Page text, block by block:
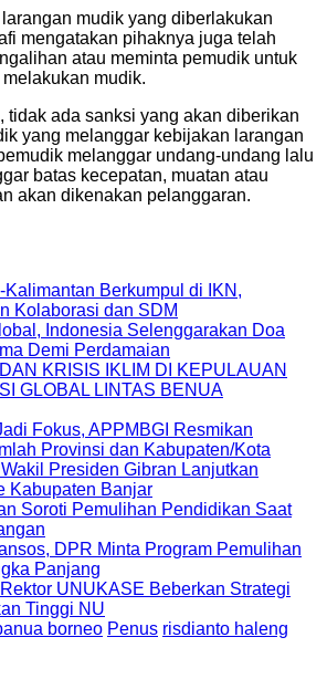
mudik yang diberlakukan
mengatakan pihaknya juga telah
atau meminta pemudik untuk
mudik.
tidak ada sanksi yang akan diberikan
yang melanggar kebijakan larangan
melanggar undang-undang lalu
batas kecepatan, muatan atau
akan dikenakan pelanggaran.
Kalimantan Berkumpul di IKN,
Kolaborasi dan SDM
Indonesia Selenggarakan Doa
Demi Perdamaian
KRISIS IKLIM DI KEPULAUAN
GLOBAL LINTAS BENUA
Fokus, APPMBGI Resmikan
Provinsi dan Kabupaten/Kota
Presiden Gibran Lanjutkan
Kabupaten Banjar
Soroti Pemulihan Pendidikan Saat
DPR Minta Program Pemulihan
Panjang
UNUKASE Beberkan Strategi
Tinggi NU
borneo Penus risdianto haleng